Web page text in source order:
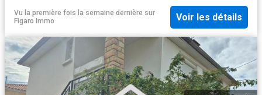
Vu la première fois la semaine dernière sur
Figaro Immo
Voir les détails